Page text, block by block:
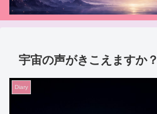
宇宙の声がきこえますか？
Diary